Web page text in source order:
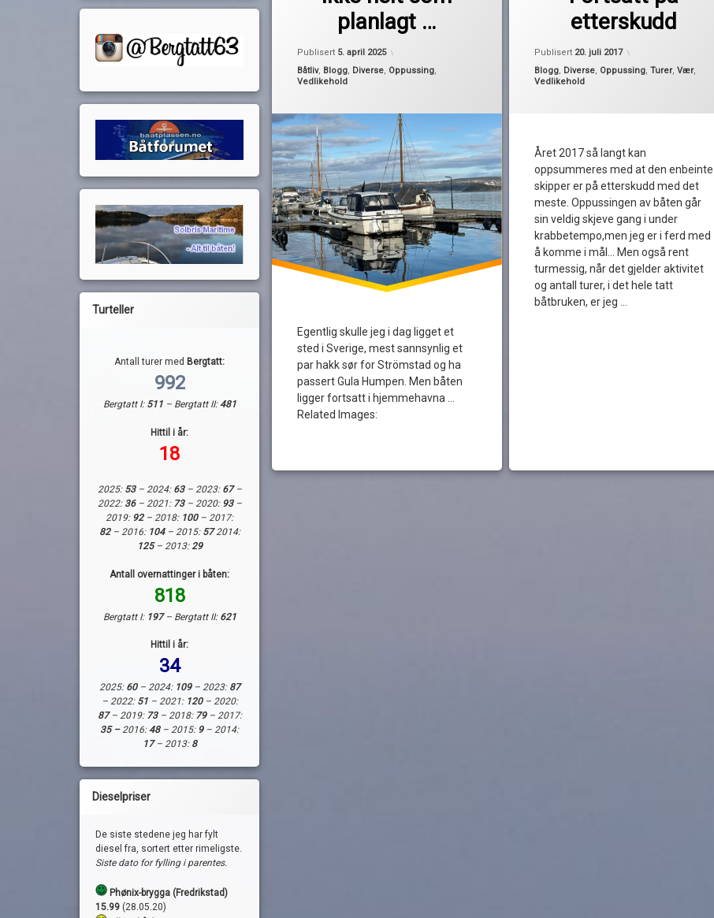
planlagt …
Publisert 5. april 2025
Kategorier:
Båtliv, Blogg, Diverse, Oppussing,
Vedlikehold
Egentlig skulle jeg i dag ligget et
sted i Sverige, mest sannsynlig et
par hakk sør for Strömstad og ha
passert Gula Humpen. Men båten
ligger fortsatt i hjemmehavna …
Related Images:
forsinket
rydde
støvsuge
etterskudd
Publisert 20. juli 2017
Kategorier:
Blogg, Diverse, Oppussing, Turer, Vær,
Vedlikehold
Året 2017 så langt kan
oppsummeres med at den enbeinte
skipper er på etterskudd med det
meste. Oppussingen av båten går
sin veldig skjeve gang i under
krabbetempo,men jeg er i ferd med
å komme i mål… Men også rent
turmessig, når det gjelder aktivitet
og antall turer, i det hele tatt
båtbruken, er jeg …
Turteller
Antall turer med Bergtatt:
992
Bergtatt I: 511 – Bergtatt II:481
Hittil i år:
18
2025: 53– 2024:63– 2023: 67–
2022: 36– 2021: 73– 2020: 93–
2019: 92– 2018: 100 – 2017:
82– 2016: 104– 2015: 572014:
125– 2013: 29
Antall overnattinger i båten:
818
Bergtatt I: 197– Bergtatt II: 621
Hittil i år:
34
2025: 60– 2024: 109– 2023: 87
– 2022: 51– 2021: 120– 2020:
87– 2019: 73– 2018: 79– 2017:
35 –2016:48– 2015: 9 – 2014:
17– 2013: 8
Dieselpriser
De siste stedene jeg har fylt
diesel fra, sortert etter rimeligste.
Siste dato for fylling i parentes.
Phønix-brygga (Fredrikstad)
15.99 (28.05.20)